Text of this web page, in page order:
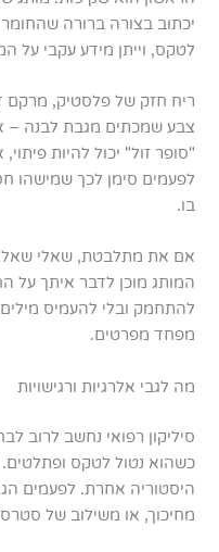
יכתוב בצורה ברורה
לטקס, וייתן מידע עקבי על
ריח חזק של פלסטיק, מרקם
צבע שמכתים מגבת לבנה –
"סופר זול" יכול להיות
לפעמים סימן לכך שמישהו
בו.
אם את מתלבטת, שאלי
המותג מוכן לדבר איתך על
להתחמק ובלי להעמיס
מפחד מפרטים.
מה לגבי אלרגיות ורגישויות
סיליקון רפואי נחשב לרוב
כשהוא נטול לטקס ופתלטים.
היסטוריה אחרת. לפעמים
מחיכוך, או משילוב של סטרס